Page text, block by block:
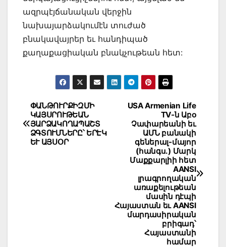
ազրպէյճանական վերջին
նախայարձակումէն տուժած
բնակավայրեր եւ հանդիպած
քաղաքացիական բնակչութեան հետ:
Post
navigation
USA Armenian Life
TV-ն Աբօ
Չափարեանի եւ
ԱՄՆ բանակի
գեներալ-մայոր
(հանգս.) Մարկ
Մաքքարլիի հետ
AANSI
լրագրողական
առաքելութեան
մասին դէպի
Հայաստան եւ AANSI
մարդասիրական
բրիգադ՝
Հայաստանի
համար
ՓԱՆԹՈՒՐՔԻԶՄԻ
ԿԱՅՍՐՈՒԹԵԱՆ
ՅԱՐՁԱԿՈՂԱՊԱՇՏ
ՁԳՏՈՒՄՆԵՐԸ՝ ԵՐԷԿ
ԵՒ ԱՅՍՕՐ